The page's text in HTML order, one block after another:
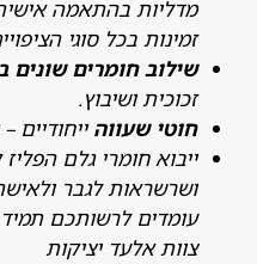
בהתאמה אישית
בכל סוגי הציפויים.
חומרים שונים
ושיבוץ.
שעווה ייחודיים – ייבוא
חומרי גלם הפליז
לגבר ולאישה.
לרשותכם תמיד,
אלעד יציקות